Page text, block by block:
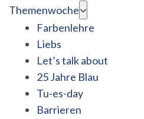
Themenwoche
Farbenlehre
Liebs
Let’s talk about
25 Jahre Blau
Tu-es-day
Barrieren